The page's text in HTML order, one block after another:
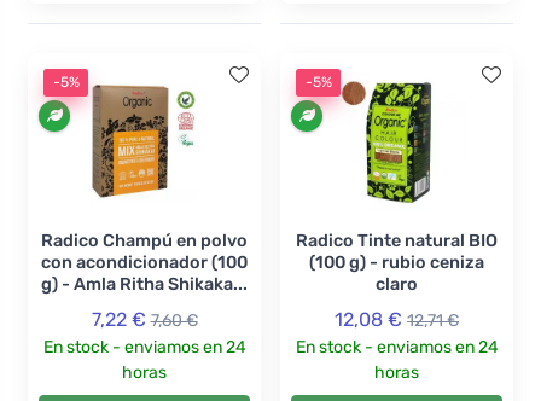
-5%
Radico Champú en polvo
con acondicionador (100
g) - Amla Ritha Shikaka...
7,22 € 7,60 €
En stock - enviamos en 24
horas
-5%
Radico Tinte natural BIO
(100 g) - rubio ceniza
claro
12,08 € 12,71 €
En stock - enviamos en 24
horas